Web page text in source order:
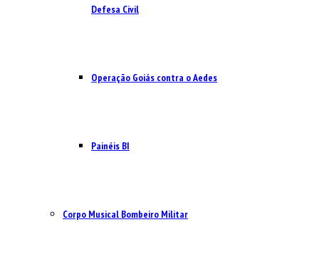
Defesa Civil
Operação Goiás contra o Aedes
Painéis BI
Corpo Musical Bombeiro Militar